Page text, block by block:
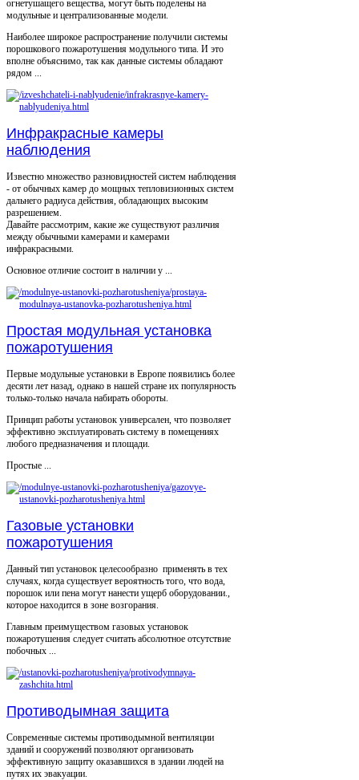
огнетушащего вещества, могут быть поделены на
модульные и централизованные модели.
Наиболее широкое распространение получили системы
порошкового пожаротушения модульного типа. И это
вполне объяснимо, так как данные системы обладают
рядом ...
Инфракрасные камеры
наблюдения
Известно множество разновидностей систем наблюдения
- от обычных камер до мощных тепловизионных систем
дальнего радиуса действия, обладающих высоким
разрешением.
Давайте рассмотрим, какие же существуют различия
между обычными камерами и камерами
инфракрасными.
Основное отличие состоит в наличии у ...
Простая модульная установка
пожаротушения
Первые модульные установки в Европе появились более
десяти лет назад, однако в нашей стране их популярность
только-только начала набирать обороты.
Принцип работы установок универсален, что позволяет
эффективно эксплуатировать систему в помещениях
любого предназначения и площади.
Простые ...
Газовые установки
пожаротушения
Данный тип установок целесообразно применять в тех
случаях, когда существует вероятность того, что вода,
порошок или пена могут нанести ущерб оборудовании.,
которое находится в зоне возгорания.
Главным преимуществом газовых установок
пожаротушения следует считать абсолютное отсутствие
побочных ...
Противодымная защита
Современные системы противодымной вентиляции
зданий и сооружений позволяют организовать
эффективную защиту оказавшихся в здании людей на
путях их эвакуации.